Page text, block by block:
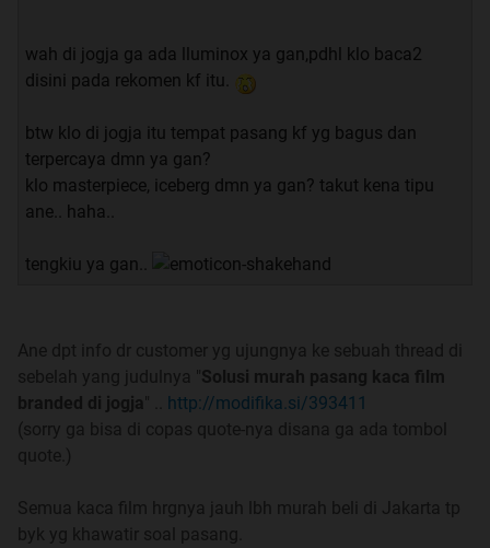
All About Window Film Part 1
Spoilerfor Sekilas Info:
Spoilerfor Postingan Bermanfaat:
Wajib Dibaca Buat Yang Domisili Jogja
Spoiler
wah di jogja ga ada lluminox ya gan,pdhl klo baca2
disini pada rekomen kf itu.
btw klo di jogja itu tempat pasang kf yg bagus dan
terpercaya dmn ya gan?
klo masterpiece, iceberg dmn ya gan? takut kena tipu
ane.. haha..
tengkiu ya gan..
Ane dpt info dr customer yg ujungnya ke sebuah thread di
sebelah yang judulnya " Solusi murah pasang kaca film
branded di jogja
http://modifika.si/393411
(sorry ga bisa di copas quote-nya disana ga ada tombol
quote.)
Semua kaca film hrgnya jauh lbh murah beli di Jakarta tp
byk yg khawatir soal pasang.